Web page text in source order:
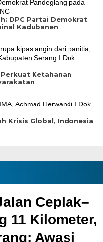
DPC Partai Demokrat
Kadubanen
Perkuat Ketahanan
Krisis Global, Indonesia
Ceplak–
11 Kilometer,
Awasi